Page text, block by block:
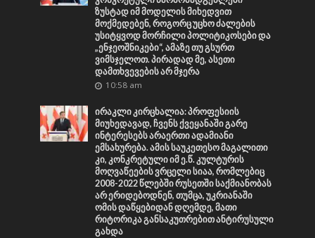
ზუსტად იმ მოდელის მიხედვით
მოქმედებენ, როგორც უცხო ძალების
უსიტყვოდ მორჩილი პოლიტიკოსები და
„ენჯეოშნიკები“, ამაზე თუ გსურთ
ვიმსჯელოთ. პირადად მე, ასეთი
დამთხვევების არ მჯერა
10:58 am
ირაკლი კირცხალია: პროფესიის
მიუხედავად, ჩვენს ქვეყანაში გარე
ინტერესებს არაერთი ადამიანი
ემსახურება. ამის საუკეთესო მაგალითი
კი, კონკრეტული იმ ე.წ. კულტურის
მოღვაწეების ვრცელი სიაა, რომლებიც
2008-2022 წლებში რუსეთში საქმიანობას
არ ერიდებოდნენ, თუმცა, უკრიანაში
ომის დაწყებიდან დღემდე, მათი
რიტორიკა განსაკუთრებით ანტირუსული
გახდა